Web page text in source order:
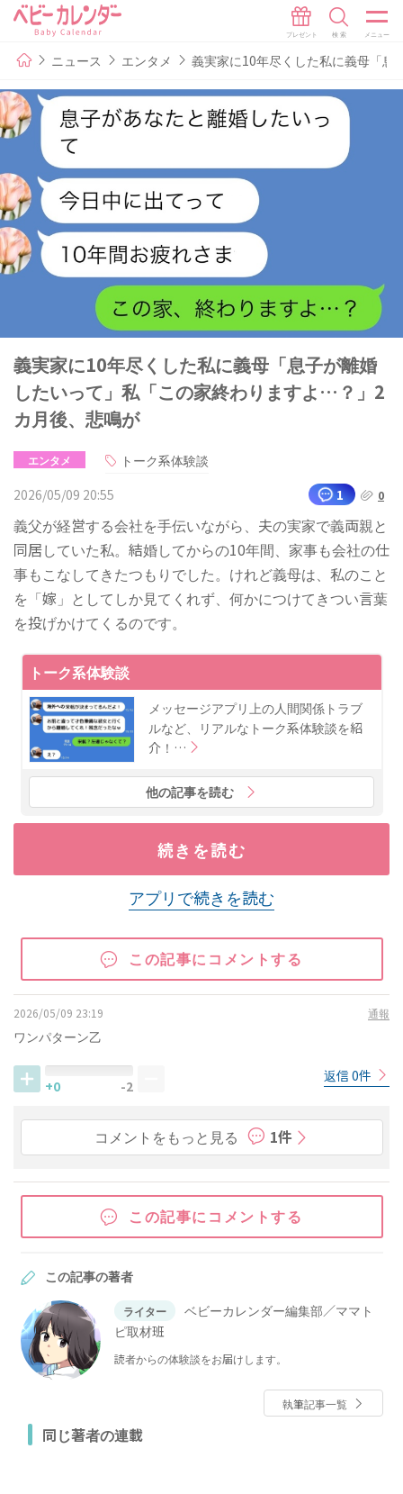
ニュース エンタメ 義実家に10年尽くした私に義母「
義実家に10年尽くした私に義母「息子が離婚
したいって」私「この家終わりますよ…？」2
カ月後、悲鳴が
エンタメ
トーク系体験談
2026/05/09 20:55
1 0
義父が経営する会社を手伝いながら、夫の実家で義両親と
同居していた私。結婚してからの10年間、家事も会社の仕
事もこなしてきたつもりでした。けれど義母は、私のこと
を「嫁」としてしか見てくれず、何かにつけてきつい言葉
を投げかけてくるのです。
トーク系体験談
メッセージアプリ上の人間関係トラブ
ルなど、リアルなトーク系体験談を紹
介！…
他の記事を読む
続きを読む
アプリで続きを読む
この記事にコメントする
2026/05/09 23:19 通報
ワンパターン乙
+0 -2
返信 0件
コメントをもっと見る 1件
この記事にコメントする
この記事の著者
ライター
ベビーカレンダー編集部／ママト
ピ取材班
読者からの体験談をお届けします。
執筆記事一覧
同じ著者の連載